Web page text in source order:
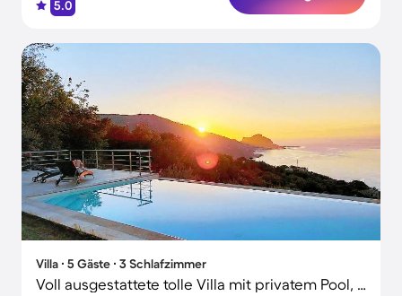
5.0
Villa ∙ 5 Gäste ∙ 3 Schlafzimmer
Voll ausgestattete tolle Villa mit privatem Pool, Garten und Grill